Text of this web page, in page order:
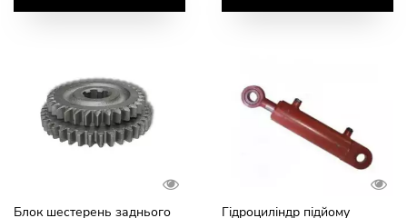
Блок шестерень заднього Гідроциліндр підйому